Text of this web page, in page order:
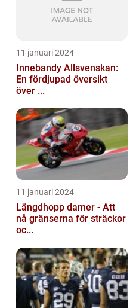
11 januari 2024
Innebandy Allsvenskan:
En fördjupad översikt
över ...
11 januari 2024
Längdhopp damer - Att
nå gränserna för sträckor
oc...